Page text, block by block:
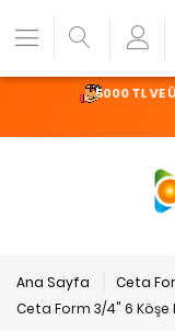
5000 TL VE
Ana Sayfa Ceta
Ceta Form 3/4" 6 Köşe